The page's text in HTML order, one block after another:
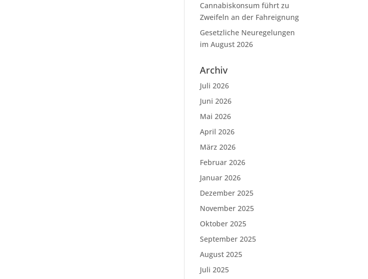
Cannabiskonsum führt zu
Zweifeln an der Fahreignung
Gesetzliche Neuregelungen
im August 2026
Archiv
Juli 2026
Juni 2026
Mai 2026
April 2026
März 2026
Februar 2026
Januar 2026
Dezember 2025
November 2025
Oktober 2025
September 2025
August 2025
Juli 2025